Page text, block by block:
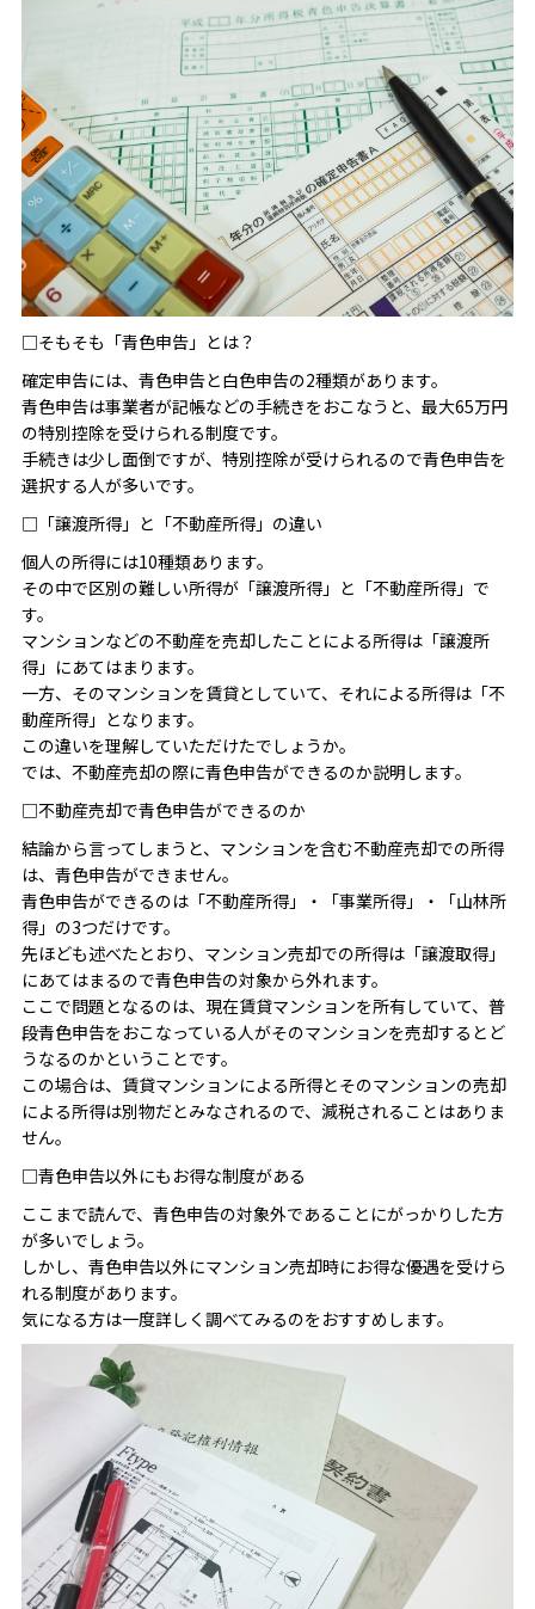
□そもそも「青色申告」とは？
確定申告には、青色申告と白色申告の2種類があります。
青色申告は事業者が記帳などの手続きをおこなうと、最大65万円
の特別控除を受けられる制度です。
手続きは少し面倒ですが、特別控除が受けられるので青色申告を
選択する人が多いです。
□「譲渡所得」と「不動産所得」の違い
個人の所得には10種類あります。
その中で区別の難しい所得が「譲渡所得」と「不動産所得」で
す。
マンションなどの不動産を売却したことによる所得は「譲渡所
得」にあてはまります。
一方、そのマンションを賃貸としていて、それによる所得は「不
動産所得」となります。
この違いを理解していただけたでしょうか。
では、不動産売却の際に青色申告ができるのか説明します。
□不動産売却で青色申告ができるのか
結論から言ってしまうと、マンションを含む不動産売却での所得
は、青色申告ができません。
青色申告ができるのは「不動産所得」・「事業所得」・「山林所
得」の3つだけです。
先ほども述べたとおり、マンション売却での所得は「譲渡取得」
にあてはまるので青色申告の対象から外れます。
ここで問題となるのは、現在賃貸マンションを所有していて、普
段青色申告をおこなっている人がそのマンションを売却するとど
うなるのかということです。
この場合は、賃貸マンションによる所得とそのマンションの売却
による所得は別物だとみなされるので、減税されることはありま
せん。
□青色申告以外にもお得な制度がある
ここまで読んで、青色申告の対象外であることにがっかりした方
が多いでしょう。
しかし、青色申告以外にマンション売却時にお得な優遇を受けら
れる制度があります。
気になる方は一度詳しく調べてみるのをおすすめします。